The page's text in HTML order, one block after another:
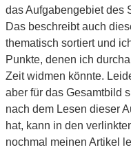
das Aufgabengebiet des
Das beschreibt auch
thematisch sortiert und
Punkte, denen ich
Zeit widmen könnte.
aber für das Gesamtbild
nach dem Lesen dieser
hat, kann in den
nochmal meinen Artikel